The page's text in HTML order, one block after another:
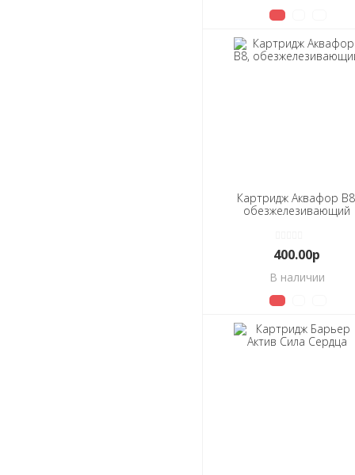
Картридж Аквафор
обезжелезивающий
400.00р
В наличии